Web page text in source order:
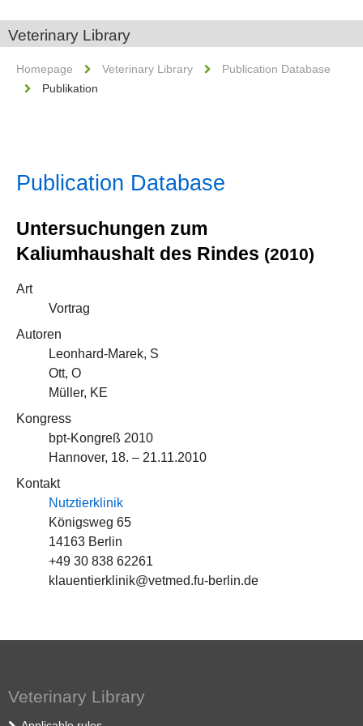
Veterinary Library
Homepage Veterinary Library
Publication Database
Publikation
Publication Database
Untersuchungen zum
Kaliumhaushalt des Rindes (2010)
Art
Vortrag
Autoren
Leonhard-Marek, S
Ott, O
Müller, KE
Kongress
bpt-Kongreß 2010
Hannover, 18. – 21.11.2010
Kontakt
Nutztierklinik
Königsweg 65
14163 Berlin
+49 30 838 62261
klauentierklinik@vetmed.fu-berlin.de
Veterinary Library